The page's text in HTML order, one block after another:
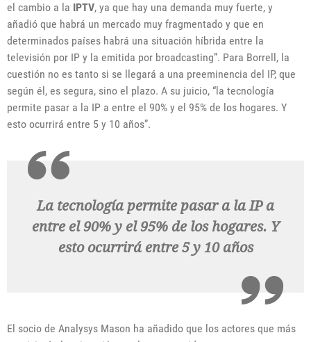
el cambio a la IPTV, ya que hay una demanda muy fuerte, y
añadió que habrá un mercado muy fragmentado y que en
determinados países habrá una situación híbrida entre la
televisión por IP y la emitida por broadcasting”. Para Borrell, la
cuestión no es tanto si se llegará a una preeminencia del IP, que
según él, es segura, sino el plazo. A su juicio, “la tecnología
permite pasar a la IP a entre el 90% y el 95% de los hogares. Y
esto ocurrirá entre 5 y 10 años”.
La tecnología permite pasar a la IP a
entre el 90% y el 95% de los hogares. Y
esto ocurrirá entre 5 y 10 años
El socio de Analysys Mason ha añadido que los actores que más